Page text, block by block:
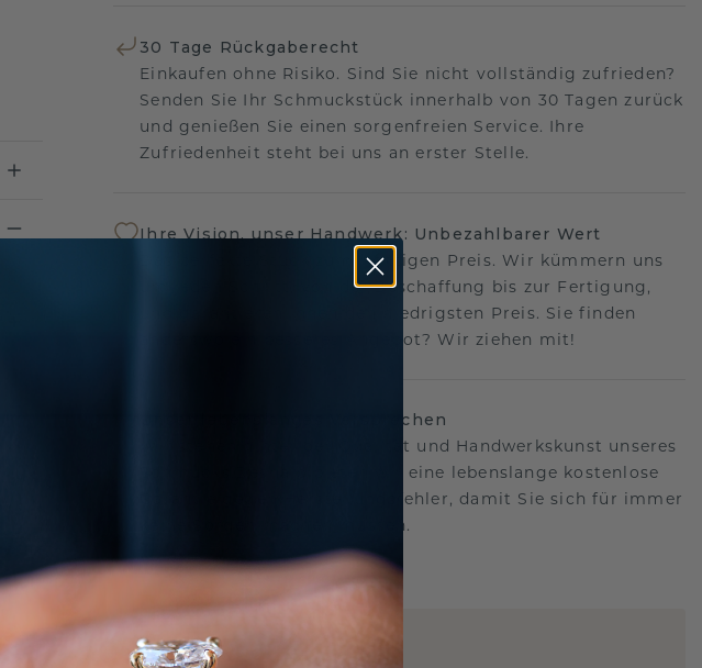
30 Tage Rückgaberecht
Einkaufen ohne Risiko. Sind Sie nicht vollständig zufrieden?
Senden Sie Ihr Schmuckstück innerhalb von 30 Tagen zurück
und genießen Sie einen sorgenfreien Service. Ihre
Zufriedenheit steht bei uns an erster Stelle.
Ihre Vision, unser Handwerk: Unbezahlbarer Wert
Das perfekte Stück zum richtigen Preis. Wir kümmern uns
um jeden Schritt, von der Beschaffung bis zur Fertigung,
und garantieren Ihnen den niedrigsten Preis. Sie finden
anderswo ein besseres Angebot? Wir ziehen mit!
Unser lebenslanges Versprechen
Wir stehen hinter der Qualität und Handwerkskunst unseres
Schmucks.Deshalb bieten wir eine lebenslange kostenlose
Garantie gegen Herstellungsfehler, damit Sie sich für immer
keine Sorgen machen müssen.
EINZIGARTIG